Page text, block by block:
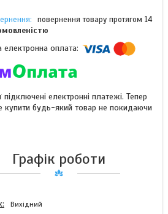
повернення товару протягом 14
підключені електронні платежі. Тепер
купити будь-який товар не покидаючи
Графік роботи
Вихідний